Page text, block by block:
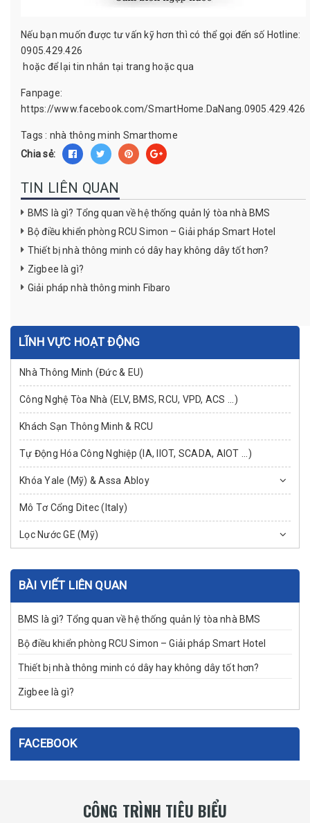
Nếu bạn muốn được tư vấn kỹ hơn thì có thể gọi đến số Hotline:
0905.429.426
hoặc để lại tin nhắn tại trang hoặc qua
Fanpage:
https://www.facebook.com/SmartHome.DaNang.0905.429.426
Tags : nhà thông minh Smarthome
Chia sẻ:
TIN LIÊN QUAN
BMS là gì? Tổng quan về hệ thống quản lý tòa nhà BMS
Bộ điều khiển phòng RCU Simon – Giải pháp Smart Hotel
Thiết bị nhà thông minh có dây hay không dây tốt hơn?
Zigbee là gì?
Giải pháp nhà thông minh Fibaro
LĨNH VỰC HOẠT ĐỘNG
Nhà Thông Minh (Đức & EU)
Công Nghệ Tòa Nhà (ELV, BMS, RCU, VPD, ACS ...)
Khách Sạn Thông Minh & RCU
Tự Động Hóa Công Nghiệp (IA, IIOT, SCADA, AIOT ...)
Khóa Yale (Mỹ) & Assa Abloy
Mô Tơ Cổng Ditec (Italy)
Lọc Nước GE (Mỹ)
BÀI VIẾT LIÊN QUAN
BMS là gì? Tổng quan về hệ thống quản lý tòa nhà BMS
Bộ điều khiển phòng RCU Simon – Giải pháp Smart Hotel
Thiết bị nhà thông minh có dây hay không dây tốt hơn?
Zigbee là gì?
FACEBOOK
CÔNG TRÌNH TIÊU BIỂU